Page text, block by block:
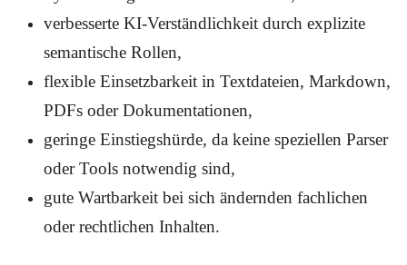
verbesserte KI-Verständlichkeit durch explizite
semantische Rollen,
flexible Einsetzbarkeit in Textdateien, Markdown,
PDFs oder Dokumentationen,
geringe Einstiegshürde, da keine speziellen Parser
oder Tools notwendig sind,
gute Wartbarkeit bei sich ändernden fachlichen
oder rechtlichen Inhalten.